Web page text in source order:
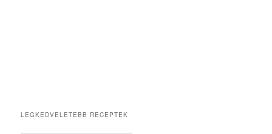
LEGKEDVELETEBB RECEPTEK